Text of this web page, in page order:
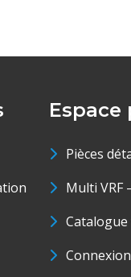
Espace
Pièces
Multi VRF